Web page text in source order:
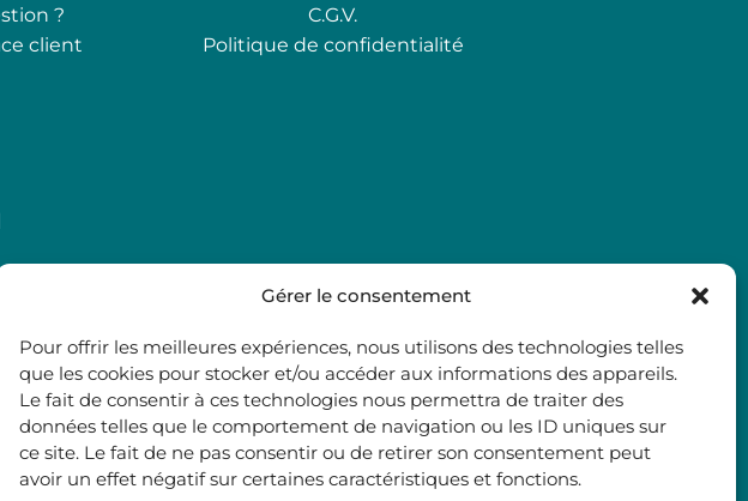
Gérer le consentement
Pour offrir les meilleures expériences, nous utilisons des technologies telles
que les cookies pour stocker et/ou accéder aux informations des appareils.
Le fait de consentir à ces technologies nous permettra de traiter des
données telles que le comportement de navigation ou les ID uniques sur
ce site. Le fait de ne pas consentir ou de retirer son consentement peut
avoir un effet négatif sur certaines caractéristiques et fonctions.
?
client
C.G.V.
Politique de confidentialité